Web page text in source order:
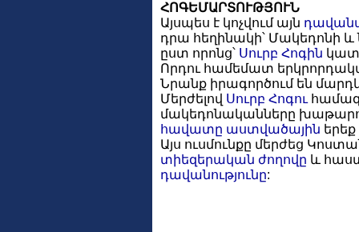
ՀՈԳԵՄԱՐՏՈՒԹՅՈՒՆ
Այսպես է կոչվում այն
դրա հեղինակի՝ Մակեդոնի
ըստ որոնց՝ Սուրբ Հոգին
Որդու համեմատ
Նրանք իրագործում են
Մերժելով Սուրբ Հոգու
մակեդոնականները
հավատը աստվածային
Այս ուսմունքը մերժեց
տիեզերական ժողովը և
դավանությունը: